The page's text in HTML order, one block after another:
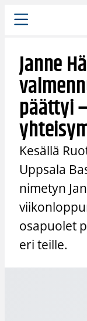
Siirry
sisältöön
Janne
päättyi
Kesällä
Uppsala
nimetyn
osapuolet
eri teille.